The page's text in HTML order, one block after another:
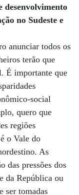
desenvolvimento
no Sudeste e
anunciar todos os
terão que
É importante que
social
quero que
regiões
o Vale do
As
das pressões dos
da República ou
ser tomadas